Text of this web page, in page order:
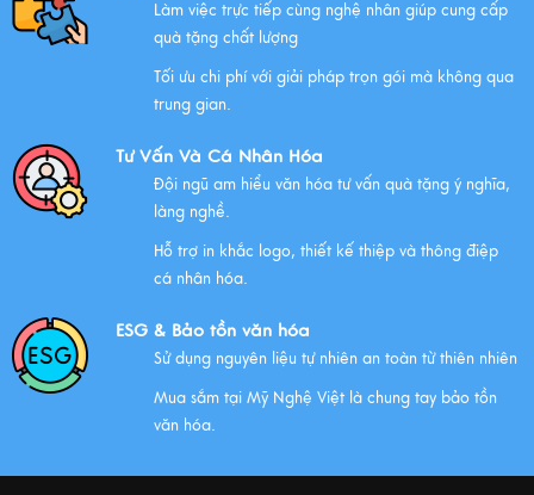
Làm việc trực tiếp cùng nghệ nhân giúp cung cấp
quà tặng chất lượng
Tối ưu chi phí với giải pháp trọn gói mà không qua
trung gian.
Tư Vấn Và Cá Nhân Hóa
Đội ngũ am hiểu văn hóa tư vấn quà tặng ý nghĩa,
làng nghề.
Hỗ trợ in khắc logo, thiết kế thiệp và thông điệp
cá nhân hóa.
ESG & Bảo tồn văn hóa
Sử dụng nguyên liệu tự nhiên an toàn từ thiên nhiên
Mua sắm tại Mỹ Nghệ Việt là chung tay bảo tồn
văn hóa.